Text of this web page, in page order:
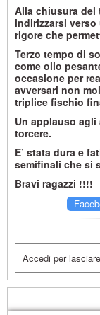
Alla chiusura del
indirizzarsi
rigore che
Terzo tempo di
come olio
occasione per
avversari non
triplice fischio
Un applauso
torcere.
E’ stata dura e
semifinali che si
Bravi ragazzi !!!!
Accedi per